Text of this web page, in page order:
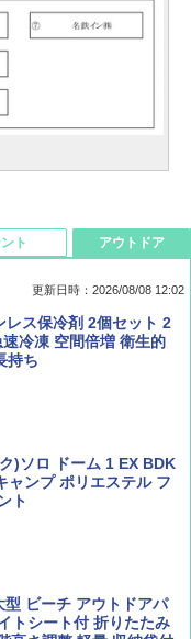
年 9 月号【特別付録:
布 ランダム2種】
０２６年 ９月号 [雑
ＡＮ)
「南アルプス大全」
ェンマイ タイ北部の魅
地球の歩き方D アジア
・ウォーズ
版】
ト
ション 山善] ポップアッ
広げて畳める パッとサ
ーブ フルクローズ メ
150(KH)
スピーク) 着替えテン
グッズ 災害用トイレ ビ
アウトドア
更新日時：2026/08/08 12:02
レス保冷剤 2個セット 2
冷凍 空間倍増 衛生的
持ち
)ソロ ドーム 1 EX BDK
ャンプ ポリエステル フ
ト
ビーチ アウトドアパ
トシート付 折りたたみ